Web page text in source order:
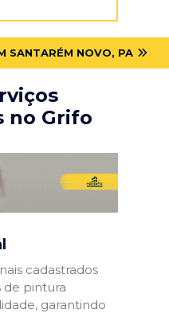
SANTARÉM NOVO, PA
no Grifo
cadastrados
de pintura
garantindo